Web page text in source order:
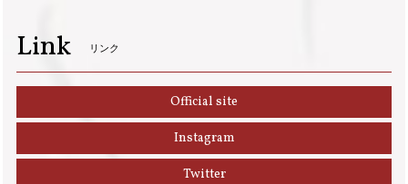
Link リンク
Official site
Instagram
Twitter